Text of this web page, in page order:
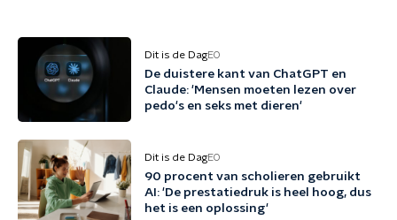
Dit is de DagEO
De duistere kant van ChatGPT en
Claude: 'Mensen moeten lezen over
pedo's en seks met dieren'
Dit is de DagEO
90 procent van scholieren gebruikt
AI: 'De prestatiedruk is heel hoog, dus
het is een oplossing'